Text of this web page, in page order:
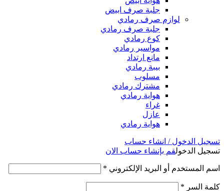
جلبة صرف ابيض
لوازم صرف رمادي
جلبة صرف رمادي
كوع رمادي
مواسير رمادي
مانع ارتداد
بيبة رمادي
مسلوب
مشترك رمادي
هواية رمادي
غراء
عازل
هواية رمادي
تسجيل الدخول / انشاء حساب
تسجيل الدخولقم بإنشاء حساب الان
اسم المستخدم أو البريد الإلكتروني *
كلمة السر *